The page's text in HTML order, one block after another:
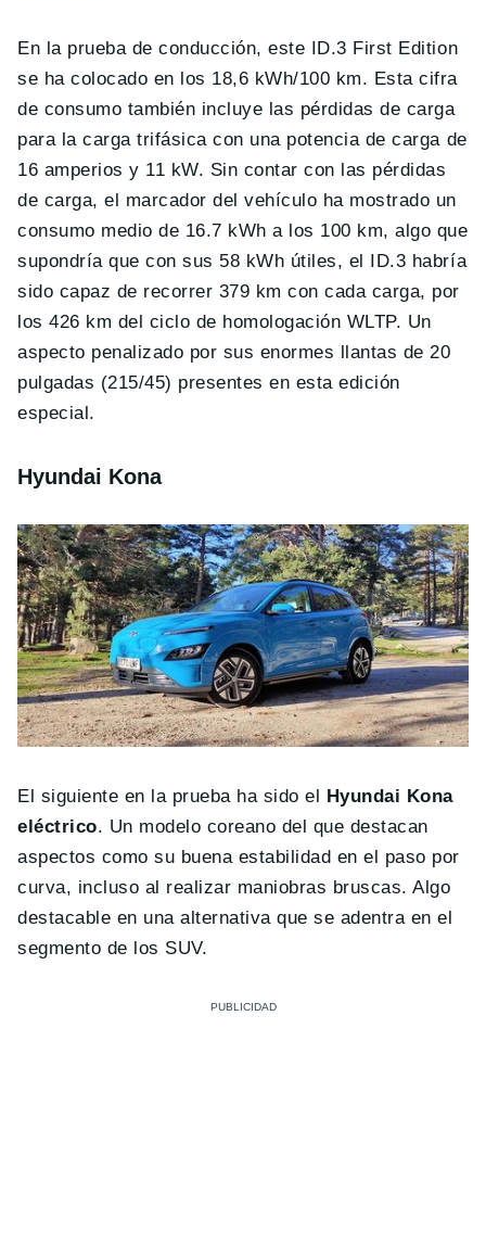
En la prueba de conducción, este ID.3 First Edition
se ha colocado en los 18,6 kWh/100 km. Esta cifra
de consumo también incluye las pérdidas de carga
para la carga trifásica con una potencia de carga de
16 amperios y 11 kW. Sin contar con las pérdidas
de carga, el marcador del vehículo ha mostrado un
consumo medio de 16.7 kWh a los 100 km, algo que
supondría que con sus 58 kWh útiles, el ID.3 habría
sido capaz de recorrer 379 km con cada carga, por
los 426 km del ciclo de homologación WLTP. Un
aspecto penalizado por sus enormes llantas de 20
pulgadas (215/45) presentes en esta edición
especial.
Hyundai Kona
El siguiente en la prueba ha sido el Hyundai Kona
eléctrico. Un modelo coreano del que destacan
aspectos como su buena estabilidad en el paso por
curva, incluso al realizar maniobras bruscas. Algo
destacable en una alternativa que se adentra en el
segmento de los SUV.